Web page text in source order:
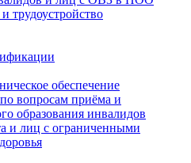
трудоустройство
обеспечение
вопросам приёма и
образования инвалидов
и лиц с ограниченными